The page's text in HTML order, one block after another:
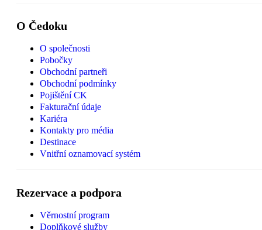
O Čedoku
O společnosti
Pobočky
Obchodní partneři
Obchodní podmínky
Pojištění CK
Fakturační údaje
Kariéra
Kontakty pro média
Destinace
Vnitřní oznamovací systém
Rezervace a podpora
Věrnostní program
Doplňkové služby